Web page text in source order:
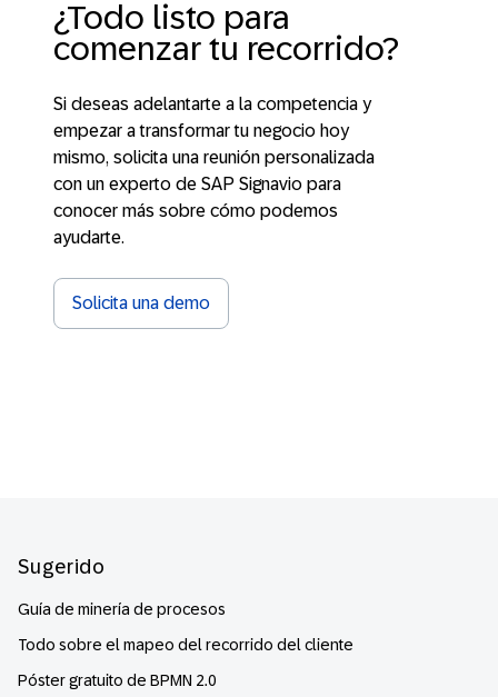
¿Todo listo para
comenzar tu recorrido?
Si deseas adelantarte a la competencia y
empezar a transformar tu negocio hoy
mismo, solicita una reunión personalizada
con un experto de SAP Signavio para
conocer más sobre cómo podemos
ayudarte.
Solicita una demo
Sugerido
Guía de minería de procesos
Todo sobre el mapeo del recorrido del cliente
Póster gratuito de BPMN 2.0